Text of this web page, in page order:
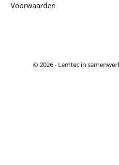
Voorwaarden
© 2026 - Lemtec in